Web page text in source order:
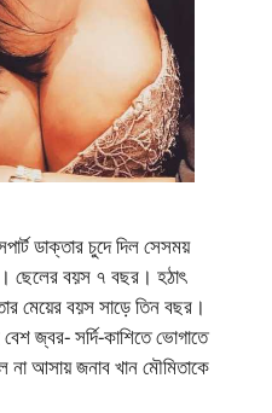
ডাক্তার চুদে দিল সেসময়
ছেলের বয়স ৭ বছর। হঠাৎ
মেয়ের বয়স সাড়ে তিন বছর।
জ্বর- সর্দি-কাশিতে ভোগাতে
না আসায় জনাব খান মৌমিতাকে